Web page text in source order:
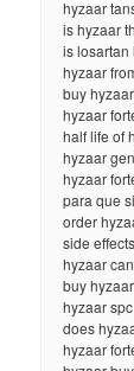
hyzaar
is hyzaar
is losartan
hyzaar
buy
hyzaar
half life of
hyzaar
hyzaar
para que
order
side
hyzaar
buy
hyzaar spc
does
hyzaar